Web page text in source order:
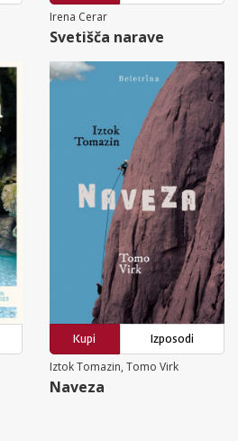
Irena Cerar
Svetišča narave
Kupi
Izposodi
Iztok Tomazin, Tomo Virk
Naveza